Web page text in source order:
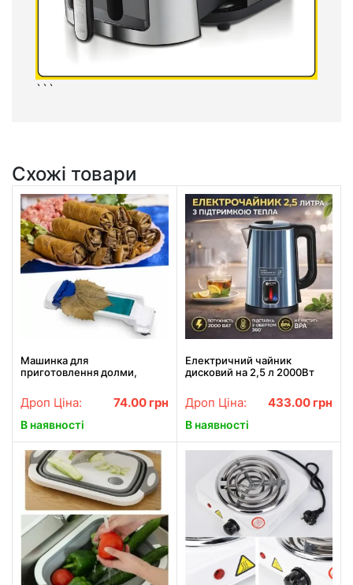
```
Схожі товари
Машинка для
приготовлення долми,
Дроп Ціна: 74.00 грн
В наявності
Електричний чайник
дисковий на 2,5 л 2000Вт
підтримкою теплового
режиму
Дроп Ціна: 433.00 грн
В наявності